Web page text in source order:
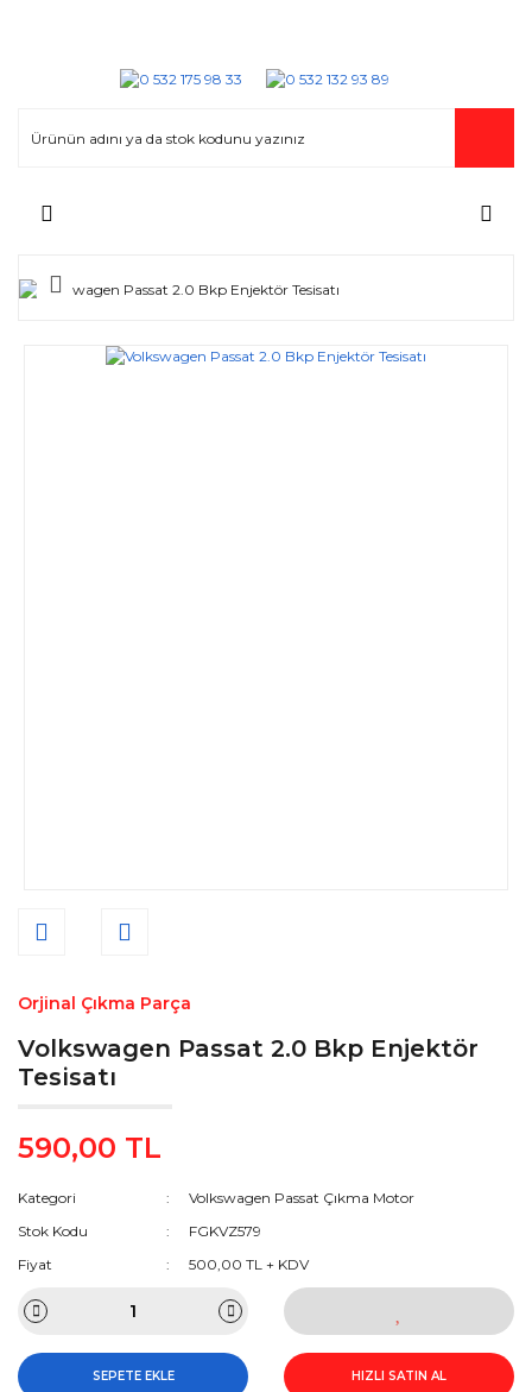
Orjinal Çıkma Parça
Volkswagen Passat 2.0 Bkp Enjektör
Tesisatı
590,00 TL
Kategori
Volkswagen Passat Çıkma Motor
Stok Kodu
FGKVZ579
Fiyat
500,00 TL + KDV
SEPETE EKLE HIZLI SATIN AL